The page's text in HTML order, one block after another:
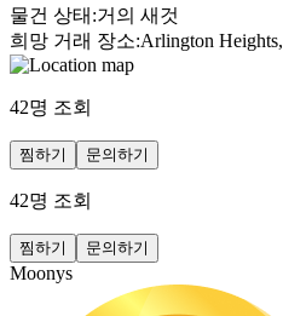
물건 상태 :거의 새것
희망 거래 장소:Arlington
42명 조회
찜하기 문의하기
42명 조회
찜하기 문의하기
Moonys